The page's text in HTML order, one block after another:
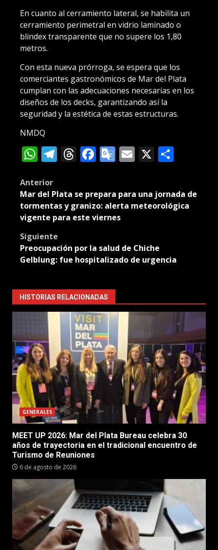
En cuanto al cerramiento lateral, se habilita un
cerramiento perimetral en vidrio laminado o
blindex transparente que no supere los 1,80
metros.
Con esta nueva prórroga, se espera que los
comerciantes gastronómicos de Mar del Plata
cumplan con las adecuaciones necesarias en los
diseños de los decks, garantizando así la
seguridad y la estética de estas estructuras.
NMDQ
WhatsApp
Telegram
Threads
Facebook
Google
Translate
Email
X
Post
navigation
Anterior
Mar del Plata se prepara para una jornada de
tormentas y granizo: alerta meteorológica
vigente para este viernes
Siguiente
Preocupación por la salud de Chiche
Gelblung: fue hospitalizado de urgencia
HISTORIAS RELACIONADAS
GENERALES
MEET UP 2026: Mar del Plata Bureau celebra 30
años de trayectoria en el tradicional encuentro de
Turismo de Reuniones
6 de agosto de 2026